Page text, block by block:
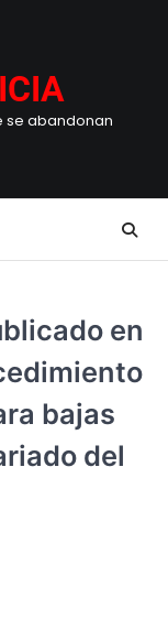
se abandonan
en
bajas
del